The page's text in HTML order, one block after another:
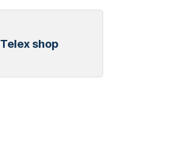
Telex shop